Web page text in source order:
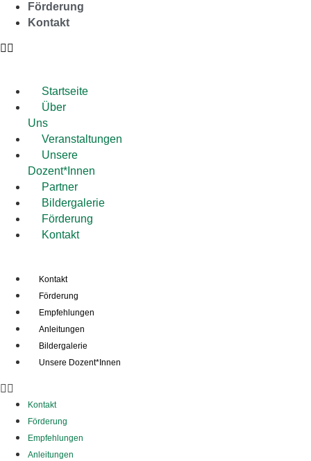
Förderung
Kontakt
Startseite
Über
Uns
Veranstaltungen
Unsere
Dozent*Innen
Partner
Bildergalerie
Förderung
Kontakt
Kontakt
Förderung
Empfehlungen
Anleitungen
Bildergalerie
Unsere Dozent*Innen
Kontakt
Förderung
Empfehlungen
Anleitungen